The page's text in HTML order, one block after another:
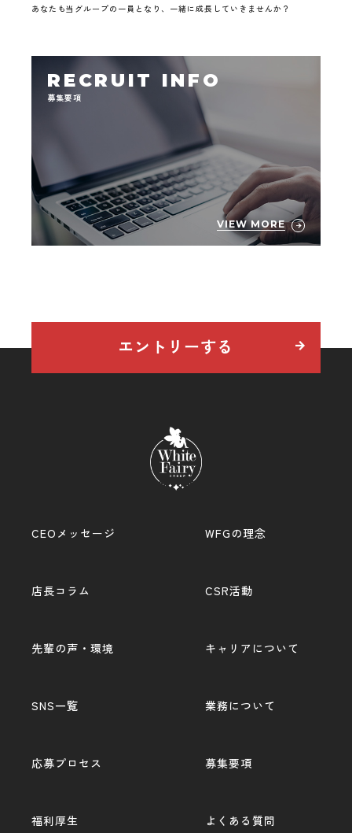
あなたも当グループの一員となり、一緒に成長していきませんか？
RECRUIT INFO
募集要項
VIEW MORE
エントリーする
CEOメッセージ WFGの理念
店長コラム CSR活動
先輩の声・環境 キャリアについて
SNS一覧 業務について
応募プロセス 募集要項
福利厚生 よくある質問